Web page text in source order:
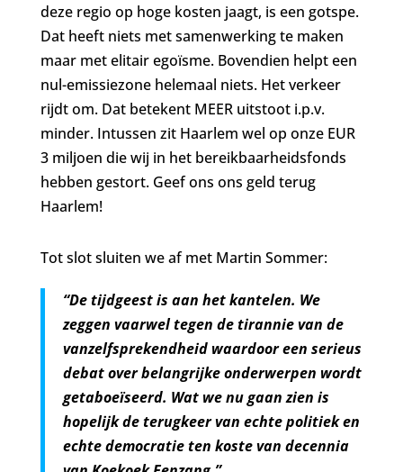
deze regio op hoge kosten jaagt, is een gotspe.
Dat heeft niets met samenwerking te maken
maar met elitair egoïsme. Bovendien helpt een
nul-emissiezone helemaal niets. Het verkeer
rijdt om. Dat betekent MEER uitstoot i.p.v.
minder. Intussen zit Haarlem wel op onze EUR
3 miljoen die wij in het bereikbaarheidsfonds
hebben gestort. Geef ons ons geld terug
Haarlem!
Tot slot sluiten we af met Martin Sommer:
“De tijdgeest is aan het kantelen. We
zeggen vaarwel tegen de tirannie van de
vanzelfsprekendheid waardoor een serieus
debat over belangrijke onderwerpen wordt
getaboeïseerd. Wat we nu gaan zien is
hopelijk de terugkeer van echte politiek en
echte democratie ten koste van decennia